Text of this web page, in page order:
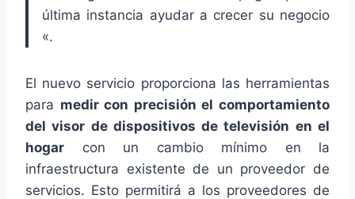
última instancia ayudar a crecer su negocio
«.
El nuevo servicio proporciona las herramientas
para medir con precisión el comportamiento
del visor de dispositivos de televisión en el
hogar con un cambio mínimo en la
infraestructura existente de un proveedor de
servicios. Esto permitirá a los proveedores de